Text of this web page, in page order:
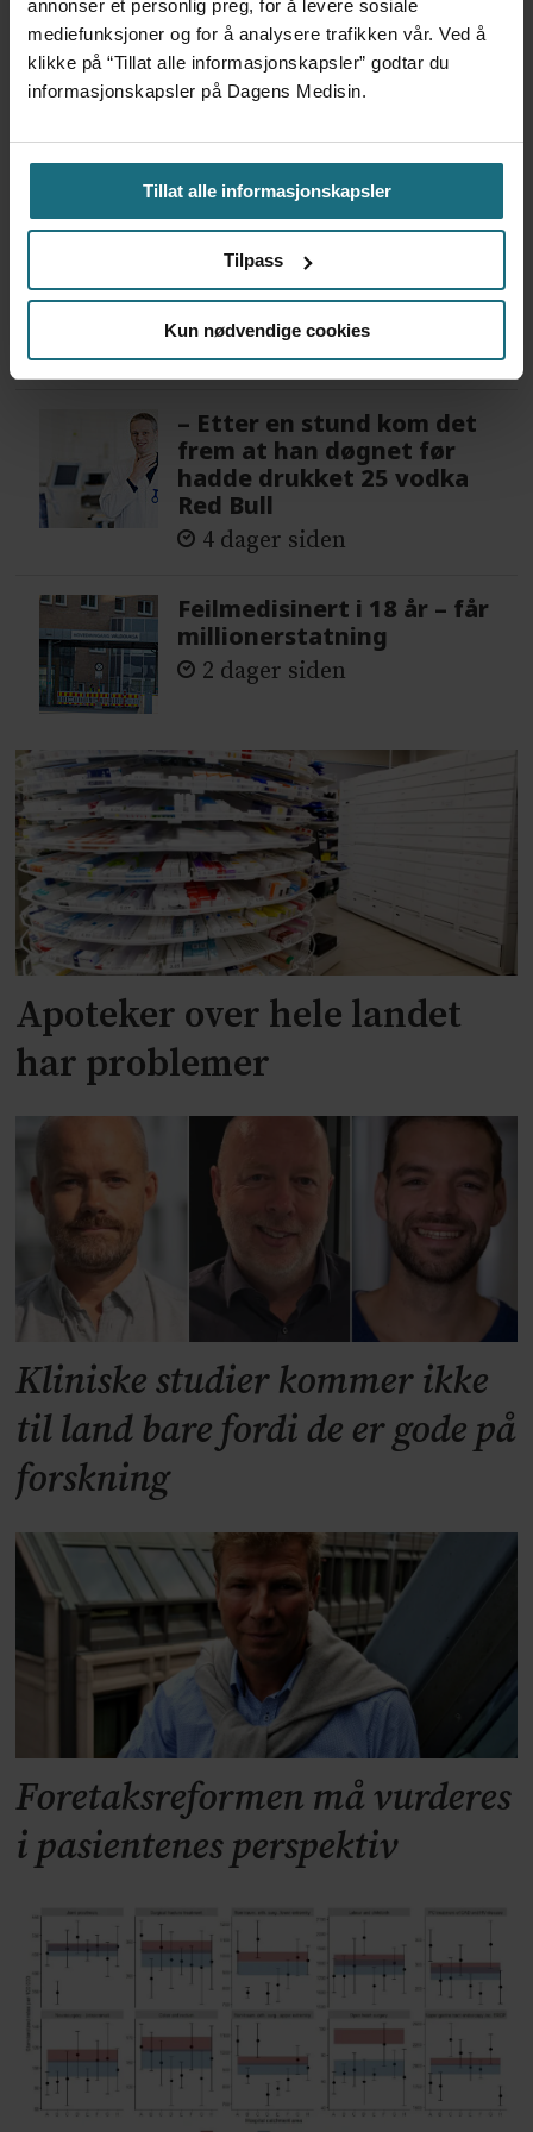
annonser et personlig preg, for å levere sosiale
mediefunksjoner og for å analysere trafikken vår. Ved å
klikke på “Tillat alle informasjonskapsler” godtar du
informasjonskapsler på Dagens Medisin.
Tillat alle informasjonskapsler
Tilpass
Kun nødvendige cookies
Flytter oppgaver og
frigjør tid for
helsepersonell: – Det er
forvakt nå
5 dager siden
Var alene på vakt i tre
måneder – i en 16-fots
motorbåt
3 dager siden
– Etter en stund kom det
frem at han døgnet før
hadde drukket 25 vodka
Red Bull
4 dager siden
Feilmedisinert i 18 år – får
millionerstatning
2 dager siden
Apoteker over hele landet
har problemer
Kliniske studier kommer ikke
til land bare fordi de er gode på
forskning
Foretaksreformen må vurderes
i pasientenes perspektiv